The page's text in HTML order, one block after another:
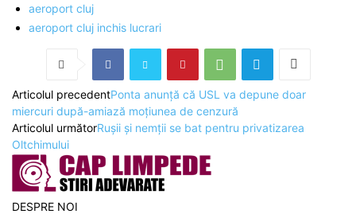
aeroport cluj
aeroport cluj inchis lucrari
Articolul precedentPonta anunță că USL va depune doar
miercuri după-amiază moţiunea de cenzură
Articolul următorRușii și nemții se bat pentru privatizarea
Oltchimului
DESPRE NOI